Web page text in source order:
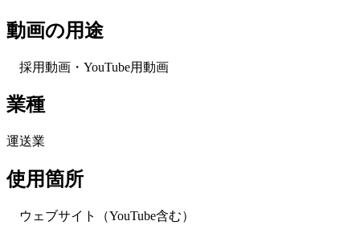
動画の用途
採用動画・YouTube用動画
業種
運送業
使用箇所
ウェブサイト（YouTube含む）